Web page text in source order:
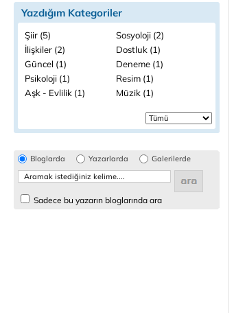
Yazdığım Kategoriler
Şiir (5)
Sosyoloji (2)
İlişkiler (2)
Dostluk (1)
Güncel (1)
Deneme (1)
Psikoloji (1)
Resim (1)
Aşk - Evlilik (1)
Müzik (1)
Bloglarda Yazarlarda Galerilerde
Sadece bu yazarın bloglarında ara